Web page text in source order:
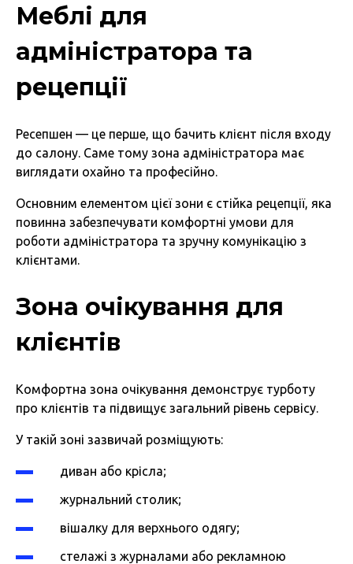
Меблі для
адміністратора та
рецепції
Ресепшен — це перше, що бачить клієнт після входу
до салону. Саме тому зона адміністратора має
виглядати охайно та професійно.
Основним елементом цієї зони є стійка рецепції, яка
повинна забезпечувати комфортні умови для
роботи адміністратора та зручну комунікацію з
клієнтами.
Зона очікування для
клієнтів
Комфортна зона очікування демонструє турботу
про клієнтів та підвищує загальний рівень сервісу.
У такій зоні зазвичай розміщують:
диван або крісла;
журнальний столик;
вішалку для верхнього одягу;
стелажі з журналами або рекламною